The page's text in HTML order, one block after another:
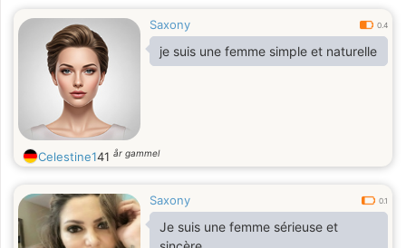
Saxony 0.4
je suis une femme simple et naturelle
Celestine141 år gammel
Saxony 0.1
Je suis une femme sérieuse et